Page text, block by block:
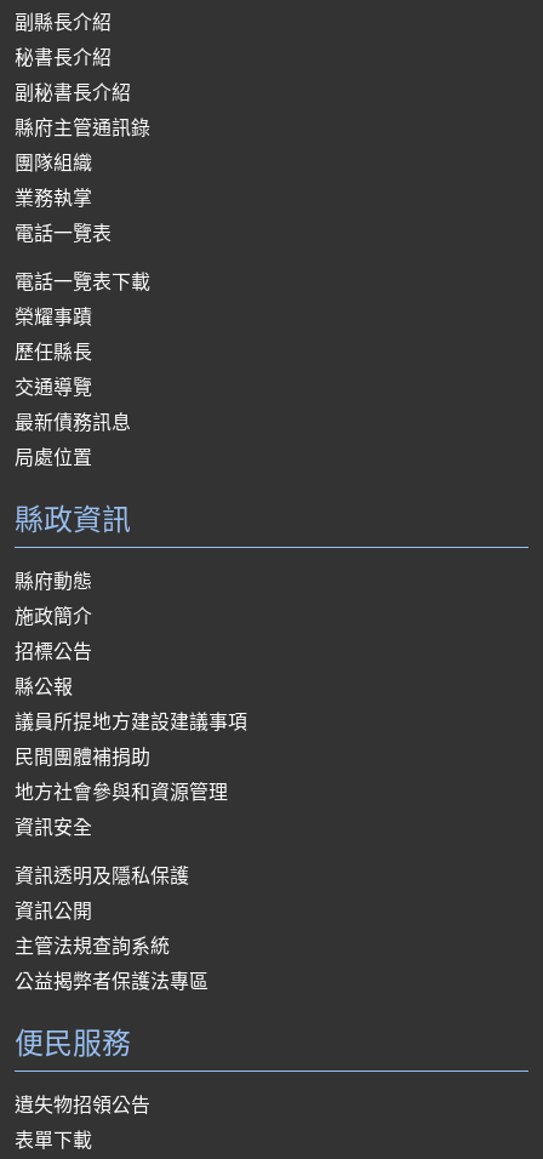
副縣長介紹
秘書長介紹
副秘書長介紹
縣府主管通訊錄
團隊組織
業務執掌
電話一覽表
電話一覽表下載
榮耀事蹟
歷任縣長
交通導覽
最新債務訊息
局處位置
縣政資訊
縣府動態
施政簡介
招標公告
縣公報
議員所提地方建設建議事項
民間團體補捐助
地方社會參與和資源管理
資訊安全
資訊透明及隱私保護
資訊公開
主管法規查詢系統
公益揭弊者保護法專區
便民服務
遺失物招領公告
表單下載